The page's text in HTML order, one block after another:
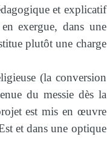
et explicatif
exergue, dans une
plutôt une charge
(la conversion
du messie dès la
est mis en œuvre
et dans une optique